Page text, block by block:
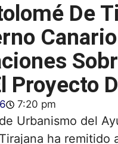
De
Proyecto
7:20 pm
Urbanismo del
ha remitido